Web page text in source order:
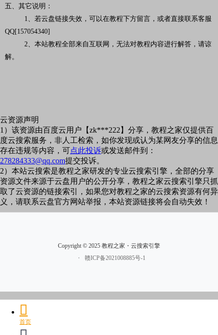
五、其它说明：
1、若云盘链接失效，可以在教程下方留言，或者直接联系客服
QQ[157054340]
2、本站教程全部来自互联网，无法对教程内容进行解答，请谅
解。
云资源声明
1）该资源由百度云用户【zk***222】分享，教程之家仅提供百
度云搜索服务，非人工检索，如你发现或认为某网友分享的信息
存在违规等内容，可点此投诉或发送邮件到：
278284333@qq.com提交投诉。
2）本站云搜索是教程之家研发的专业云搜索引擎，全部的分享
资源文件来源于云盘用户的公开分享，教程之家云搜索引擎只抓
取了云资源的链接索引，如果您对教程之家的云搜索资源有何异
义，请联系云盘官方网站举报，本站资源链接将会自动失效！
Copyright © 2025 教程之家・云搜索引擎
・
赣ICP备2021008885号-1
首页